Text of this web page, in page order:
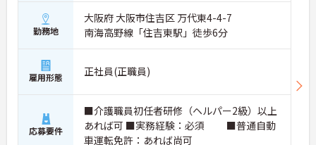
勤務地
大阪府 大阪市住吉区 万代東4-4-7
南海高野線「住吉東駅」徒歩6分
雇用形態 正社員(正職員)
応募要件
■介護職員初任者研修（ヘルパー2級）以上
あれば可 ■実務経験：必須 ■普通自動
車運転免許：あれば尚可